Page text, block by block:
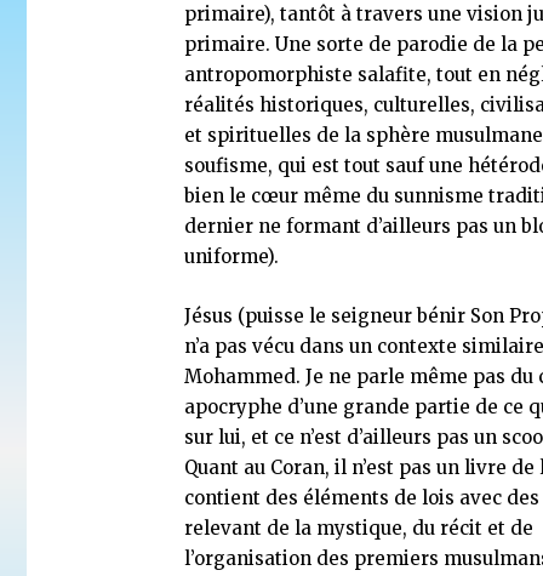
primaire), tantôt à travers une vision
primaire. Une sorte de parodie de la
antropomorphiste salafite, tout en
réalités historiques, culturelles,
et spirituelles de la sphère
soufisme, qui est tout sauf une
bien le cœur même du sunnisme
dernier ne formant d’ailleurs pas un
uniforme).
Jésus (puisse le seigneur bénir Son
n’a pas vécu dans un contexte
Mohammed. Je ne parle même pas du
apocryphe d’une grande partie de ce
sur lui, et ce n’est d’ailleurs pas un
Quant au Coran, il n’est pas un livre
contient des éléments de lois avec
relevant de la mystique, du récit et de
l’organisation des premiers